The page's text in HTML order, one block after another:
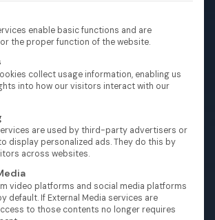
der Service-Gruppen, für die eine
enable basic functions and are
the proper function of the website.
collect usage information, enabling us
into how our visitors interact with our
are used by third-party advertisers or
display personalized ads. They do this by
across websites.
video platforms and social media platforms
default. If External Media services are
to those contents no longer requires